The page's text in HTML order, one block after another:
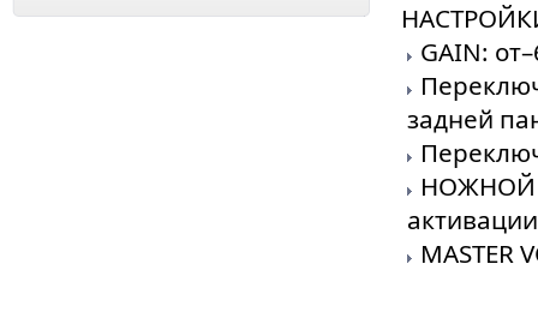
GAIN:
задней
НОЖНОЙ
MASTER